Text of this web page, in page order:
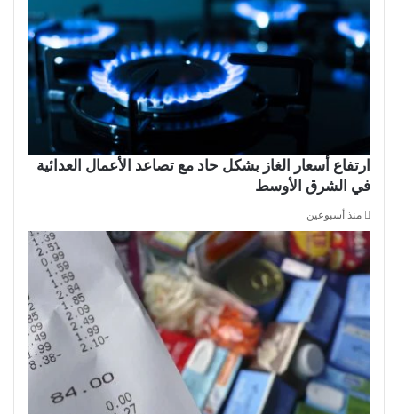
ارتفاع أسعار الغاز بشكل حاد مع تصاعد الأعمال العدائية
في الشرق الأوسط
منذ أسبوعين